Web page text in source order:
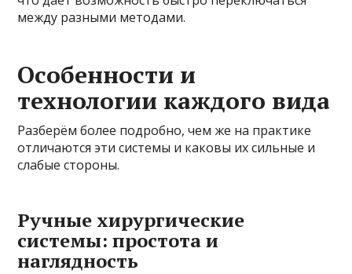
между разными методами.
Особенности и
технологии каждого вида
Разберём более подробно, чем же на практике
отличаются эти системы и каковы их сильные и
слабые стороны.
Ручные хирургические
системы: простота и
наглядность